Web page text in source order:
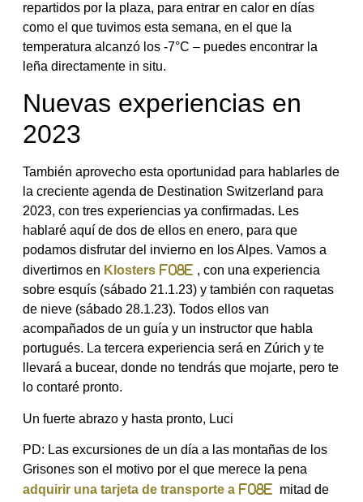
repartidos por la plaza, para entrar en calor en días
como el que tuvimos esta semana, en el que la
temperatura alcanzó los -7°C – puedes encontrar la
leña directamente in situ.
Nuevas experiencias en
2023
También aprovecho esta oportunidad para hablarles de
la creciente agenda de Destination Switzerland para
2023, con tres experiencias ya confirmadas. Les
hablaré aquí de dos de ellos en enero, para que
podamos disfrutar del invierno en los Alpes. Vamos a
divertirnos en Klosters
, con una experiencia
sobre esquís (sábado 21.1.23) y también con raquetas
de nieve (sábado 28.1.23). Todos ellos van
acompañados de un guía y un instructor que habla
portugués. La tercera experiencia será en Zúrich y te
llevará a bucear, donde no tendrás que mojarte, pero te
lo contaré pronto.
Un fuerte abrazo y hasta pronto, Luci
PD: Las excursiones de un día a las montañas de los
Grisones son el motivo por el que merece la pena
adquirir una tarjeta de transporte a
mitad de